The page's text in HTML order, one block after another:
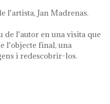
l'artista, Jan Madrenas.
de l'autor en una visita que
l'objecte final, una
i redescobrir-los.